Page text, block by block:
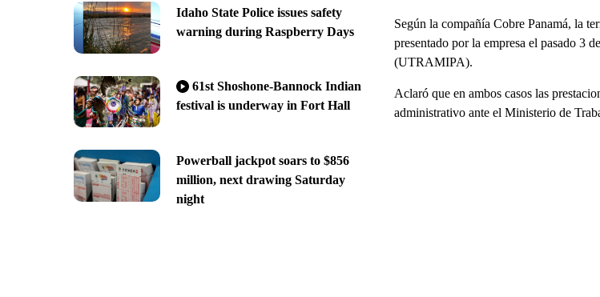
Idaho State Police issues safety
warning during Raspberry Days
61st Shoshone-Bannock Indian
festival is underway in Fort Hall
Powerball jackpot soars to $856
million, next drawing Saturday
night
Según la compañía Cobre Panamá, la
presentado por la empresa el pasado 3
(UTRAMIPA).
Aclaró que en ambos casos las
administrativo ante el Ministerio de